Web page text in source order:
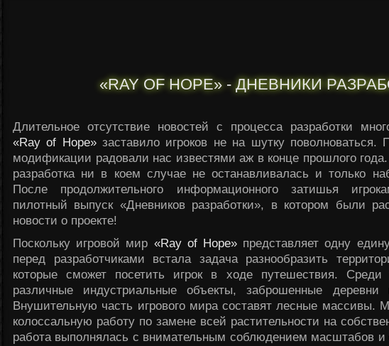
«RAY OF HOPE» - ДНЕВНИКИ
Длительное отсутствие новостей с процесса разработки
«Ray of Hope»заставило игроков не на шутку поволноваться.
модификации радовали нас известями аж в конце прошлого
разработка ни в коем случае не останавливалась и только
После продолжительного информационного затишья
пилотный выпуск «Дневников разработки», в котором были
новости о проекте!
Поскольку игровой мир «Ray of Hope» представляет одну
перед разработчиками встала задача разнообразить
которые сможет посетить игрок в ходе путешествия. Среди
различные индустриальные объекты, заброшенные
Внушительную часть игрового мира составят лесные массивы.
колоссальную работу по замене всей растительности на
работа выполнялась с внимательным соблюдением масштабов и